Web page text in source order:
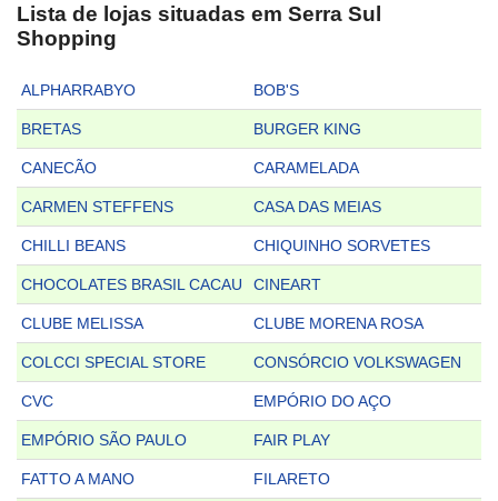
Lista de lojas situadas em Serra Sul
Shopping
ALPHARRABYO BOB'S
BRETAS BURGER KING
CANECÃO CARAMELADA
CARMEN STEFFENS CASA DAS MEIAS
CHILLI BEANS CHIQUINHO SORVETES
CHOCOLATES BRASIL CACAU CINEART
CLUBE MELISSA CLUBE MORENA ROSA
COLCCI SPECIAL STORE CONSÓRCIO VOLKSWAGEN
CVC EMPÓRIO DO AÇO
EMPÓRIO SÃO PAULO FAIR PLAY
FATTO A MANO FILARETO